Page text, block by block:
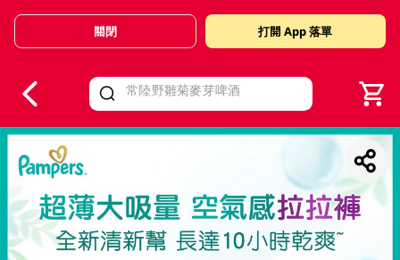
Valid Until 30 June 2026
關閉 打開 App 落單